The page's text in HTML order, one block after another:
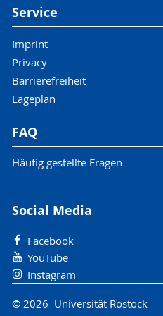
Service
Imprint
Privacy
Barrierefreiheit
Lageplan
FAQ
Häufig gestellte Fragen
Social Media
Facebook
YouTube
Instagram
© 2026 Universität Rostock